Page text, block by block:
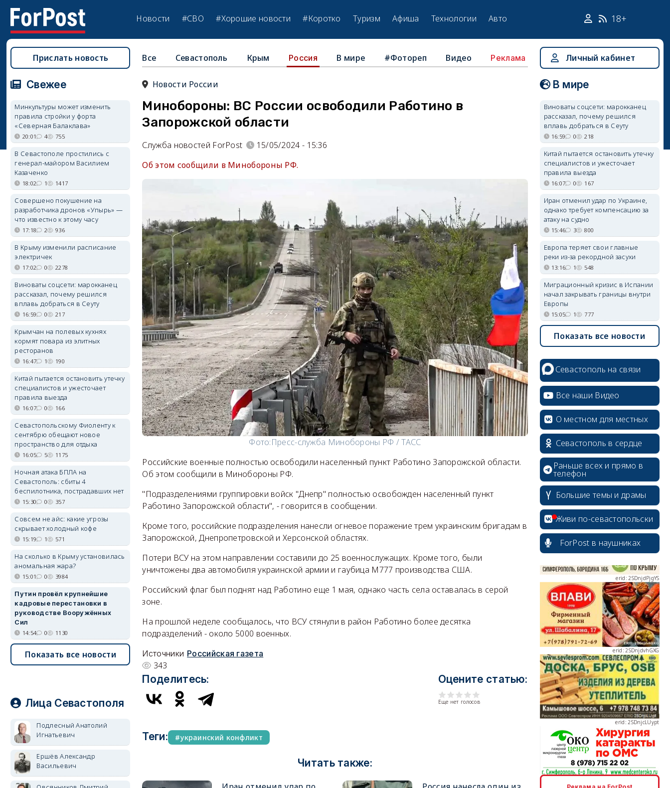
Новости #СВО #Хорошие новости #Коротко Туризм Афиша Технологии Авто 18+
Все Севастополь Крым Россия В мире #Фотореп Видео Реклама
Новости России
Минобороны: ВС России освободили Работино в
Запорожской области
Служба новостей ForPost
15/05/2024 - 15:36
Об этом сообщили в Минобороны РФ.
Фото:Пресс-служба Минобороны РФ / ТАСС
Российские военные полностью освободили населенный пункт Работино Запорожской области.
Об этом сообщили в Минобороны РФ.
"Подразделениями группировки войск "Днепр" полностью освобожден населенный пункт
Работино Запорожской области", - говорится в сообщении.
Кроме того, российские подразделения нанесли огневое поражение трем украинским бригадам в
Запорожской, Днепропетровской и Херсонской областях.
Потери ВСУ на этом направлении составили до 25 военнослужащих. Кроме того, были
уничтожены два автомобиля украинской армии и гаубица М777 производства США.
Российский флаг был поднят над Работино еще 1 мая, однако часть села оставалась в серой
зоне.
На прошлой неделе сообщалось, что ВСУ стянули в район Работино более десятка
подразделений - около 5000 военных.
Источники Российская газета
343
Поделитесь: Оцените статью:
Еще нет голосов
Теги: украинский конфликт
Читать также:
Прислать новость
Свежее
Минкультуры может изменить
правила стройки у форта
«Северная Балаклава»
20:01 4 755
В Севастополе простились с
генерал-майором Василием
Казаченко
18:02 1 1417
Совершено покушение на
разработчика дронов «Упырь» —
что известно к этому часу
17:18 2 936
В Крыму изменили расписание
электричек
17:02 0 2278
Виноваты соцсети: марокканец
рассказал, почему решился
вплавь добраться в Сеуту
16:59 0 217
Крымчан на полевых кухнях
кормят повара из элитных
ресторанов
16:47 1 190
Китай пытается остановить утечку
специалистов и ужесточает
правила выезда
16:07 0 166
Севастопольскому Фиоленту к
сентябрю обещают новое
пространство для отдыха
16:05 5 1175
Ночная атака БПЛА на
Севастополь: сбиты 4
беспилотника, пострадавших нет
15:30 0 357
Совсем не айс: какие угрозы
скрывает холодный кофе
15:19 1 571
На сколько в Крыму установилась
аномальная жара?
15:01 0 3984
Путин провёл крупнейшие
кадровые перестановки в
руководстве Вооружённых
Сил
14:54 0 1130
Показать все новости
Лица Севастополя
Подлесный Анатолий
Игнатьевич
Ершёв Александр
Васильевич
Личный кабинет
В мире
Виноваты соцсети: марокканец
рассказал, почему решился
вплавь добраться в Сеуту
16:59 0 218
Китай пытается остановить утечку
специалистов и ужесточает
правила выезда
16:07 0 167
Иран отменил удар по Украине,
однако требует компенсацию за
атаку на судно
15:46 3 800
Европа теряет свои главные
реки из-за рекордной засухи
13:16 1 548
Миграционный кризис в Испании
начал закрывать границы внутри
Европы
15:05 1 777
Показать все новости
Севастополь на связи
Все наши Видео
О местном для местных
Севастополь в сердце
Раньше всех и прямо в
телефон
Большие темы и драмы
Живи по-севастопольски
ForPost в наушниках
erid: 2SDnjcrDNw6
erid: 2SDnjdvhGXG
erid: 2SDnjcLUypt
erid: 2SDnjcrDNw6